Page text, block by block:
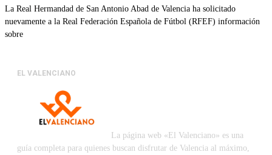
La Real Hermandad de San Antonio Abad de Valencia ha solicitado
nuevamente a la Real Federación Española de Fútbol (RFEF) información
sobre
EL VALENCIANO
La página web «El Valenciano» es una
guía completa para quienes buscan disfrutar de Valencia al máximo,